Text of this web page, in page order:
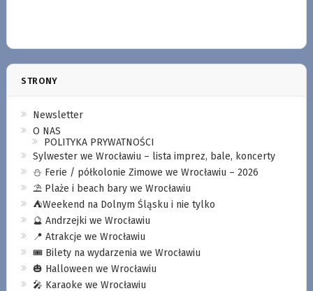
STRONY
Newsletter
O NAS
POLITYKA PRYWATNOŚCI
Sylwester we Wrocławiu – lista imprez, bale, koncerty
⛄️ Ferie / półkolonie Zimowe we Wrocławiu – 2026
⛱️ Plaże i beach bary we Wrocławiu
⛺️Weekend na Dolnym Śląsku i nie tylko
🔮 Andrzejki we Wrocławiu
📍 Atrakcje we Wrocławiu
🎟️ Bilety na wydarzenia we Wrocławiu
🎃 Halloween we Wrocławiu
🎤 Karaoke we Wrocławiu